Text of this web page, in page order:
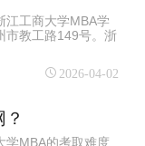
江工商大学MBA学
市教工路149号。浙
2026-04-02
学MBA的考取难度